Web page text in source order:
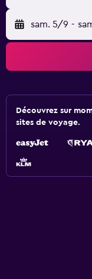
sam. 5/9 -
Découvrez sur
sites de voyage.